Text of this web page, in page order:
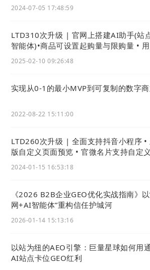
# 品牌定位引发消费者共鸣
在官网的品牌调性传达上，LTD
“民间老味道、国货新字号”的品
息展示以旧景象为背景，在首页
艺制作画面，同时在介绍三关六
上品牌故事视频，部分回溯江浙
以“走货商贩”的历史记忆增强文
2024-07-05 17:48:59
LTD310次升级 | 官网上搭建AI助手(站
智能体)•商品可设置起购量与限购量 • 用
2025-02-10 09:26:48
实现从0-1的最小MVP到可复制的数字
2022-08-22 15:11:00
LTD260次升级 | 全面支持抖音小程序 • 新
版自定义页面预览 • 官微名片支持自定
化更高效
2024-01-15 16:53:18
《2026 B2B企业GEO优化实战指南》以
网+AI智能体”重构信任护城河
2026-01-14 15:13:16
以站为纽的AEO引擎：巨量星球如何用
AI站点卡位GEO红利